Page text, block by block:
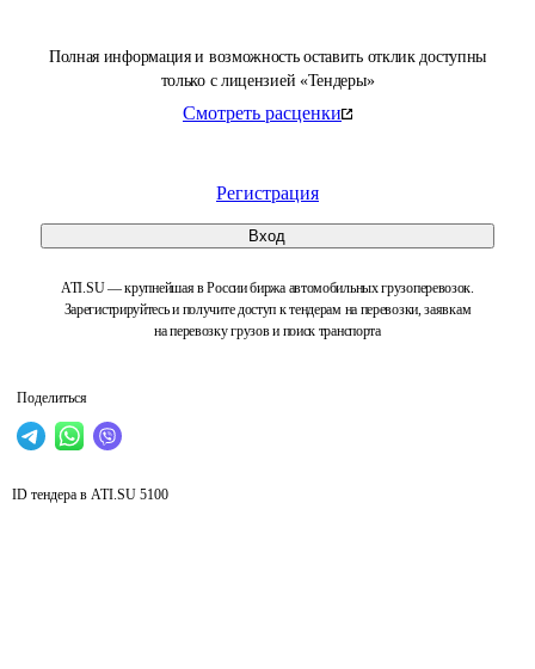
Полная информация и возможность оставить отклик доступны
только с лицензией «Тендеры»
Смотреть расценки
Регистрация
Вход
ATI.SU — крупнейшая в России биржа автомобильных грузоперевозок.
Зарегистрируйтесь и получите доступ к тендерам на перевозки, заявкам
на перевозку грузов и поиск транспорта
Поделиться
ID тендера в ATI.SU 5100